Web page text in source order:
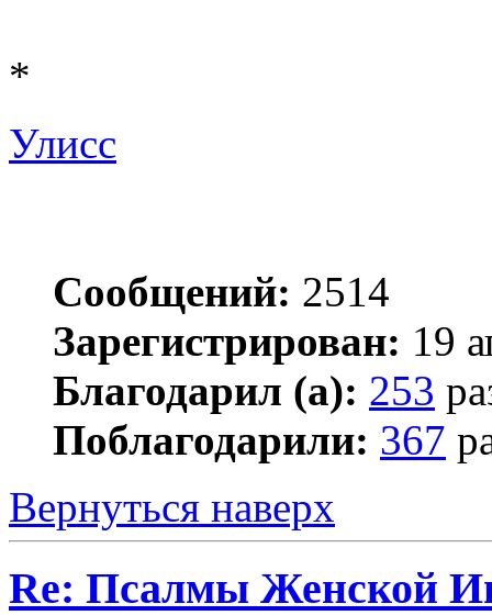
*
Улисс
Сообщений: 2514
Зарегистрирован: 19
Благодарил (а): 253
Поблагодарили: 367
Вернуться наверх
Re: Псалмы Женской